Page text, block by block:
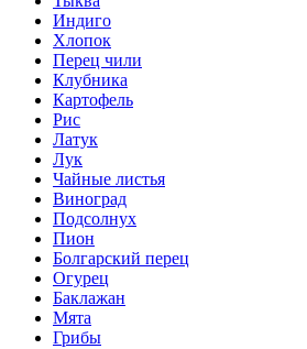
Индиго
Хлопок
Перец чили
Клубника
Картофель
Рис
Латук
Лук
Чайные листья
Виноград
Подсолнух
Пион
Болгарский перец
Огурец
Баклажан
Мята
Грибы